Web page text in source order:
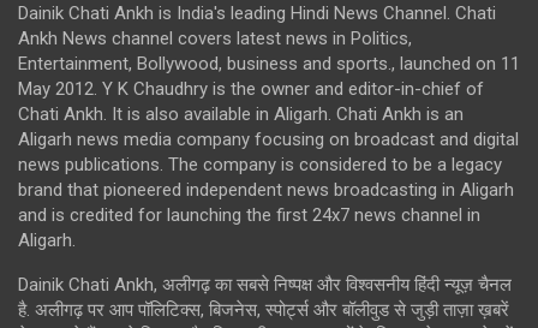
Dainik Chati Ankh is India's leading Hindi News Channel. Chati
Ankh News channel covers latest news in Politics,
Entertainment, Bollywood, business and sports., launched on 11
May 2012. Y K Chaudhry is the owner and editor-in-chief of
Chati Ankh. It is also available in Aligarh. Chati Ankh is an
Aligarh news media company focusing on broadcast and digital
news publications. The company is considered to be a legacy
brand that pioneered independent news broadcasting in Aligarh
and is credited for launching the first 24x7 news channel in
Aligarh.
Dainik Chati Ankh, अलीगढ़ का सबसे निष्पक्ष और विश्वसनीय हिंदी न्यूज़ चैनल
है. अलीगढ़ पर आप पॉलिटिक्स, बिजनेस, स्पोर्ट्स और बॉलीवुड से जुड़ी ताज़ा ख़बरें